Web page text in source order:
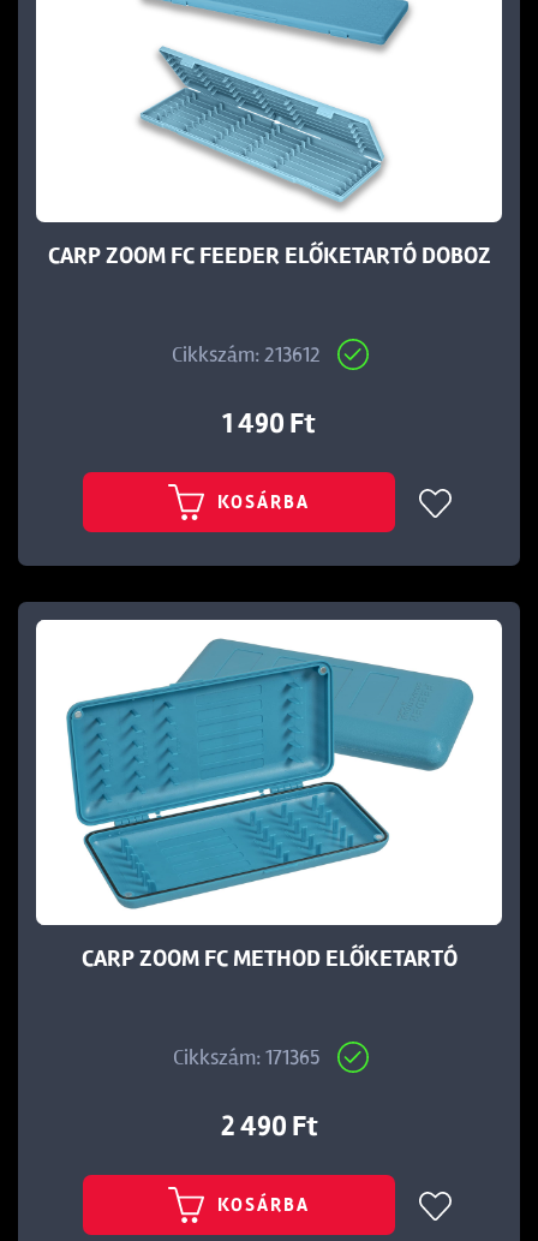
CARP ZOOM FC FEEDER ELŐKETARTÓ DOBOZ
Cikkszám: 213612
1 490 Ft
KOSÁRBA
CARP ZOOM FC METHOD ELŐKETARTÓ
Cikkszám: 171365
2 490 Ft
KOSÁRBA